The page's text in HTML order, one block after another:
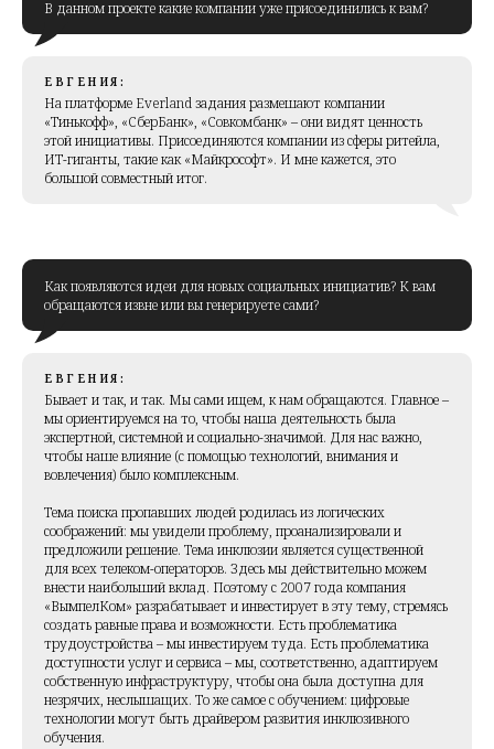
В данном проекте какие компании уже присоединились к вам?
ЕВГЕНИЯ:
На платформе Everland задания размешают компании
«Тинькофф», «СберБанк», «Совкомбанк» – они видят ценность
этой инициативы. Присоединяются компании из сферы ритейла,
ИТ-гиганты, такие как «Майкрософт». И мне кажется, это
большой совместный итог.
Как появляются идеи для новых социальных инициатив? К вам
обращаются извне или вы генерируете сами?
ЕВГЕНИЯ:
Бывает и так, и так. Мы сами ищем, к нам обращаются. Главное –
мы ориентируемся на то, чтобы наша деятельность была
экспертной, системной и социально-значимой. Для нас важно,
чтобы наше влияние (с помощью технологий, внимания и
вовлечения) было комплексным.
Тема поиска пропавших людей родилась из логических
соображений: мы увидели проблему, проанализировали и
предложили решение. Тема инклюзии является существенной
для всех телеком-операторов. Здесь мы действительно можем
внести наибольший вклад. Поэтому с 2007 года компания
«ВымпелКом» разрабатывает и инвестирует в эту тему, стремясь
создать равные права и возможности. Есть проблематика
трудоустройства – мы инвестируем туда. Есть проблематика
доступности услуг и сервиса – мы, соответственно, адаптируем
собственную инфраструктуру, чтобы она была доступна для
незрячих, неслышащих. То же самое с обучением: цифровые
технологии могут быть драйвером развития инклюзивного
обучения.